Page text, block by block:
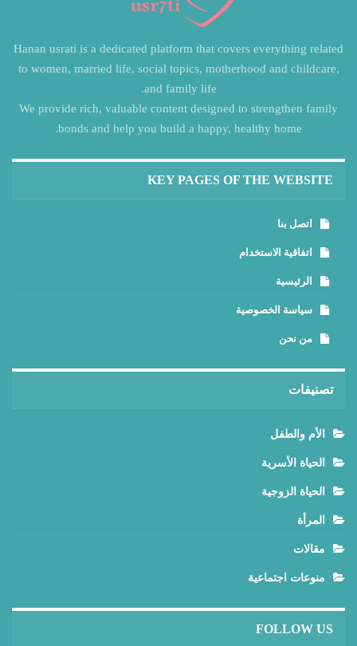
Hanan usrati is a dedicated platform that covers everything related
to women, married life, social topics, motherhood and childcare,
and family life.
We provide rich, valuable content designed to strengthen family
bonds and help you build a happy, healthy home.
KEY PAGES OF THE WEBSITE
اتصل بنا
اتفاقية الاستخدام
الرئيسية
سياسة الخصوصية
من نحن
تصنيفات
الأم والطفل
الحياة الأسرية
الحياة الزوجية
المرأة
مقالات
منوعات اجتماعية
FOLLOW US